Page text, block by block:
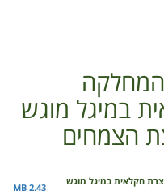
סיכום מחקרי 2018 המחלקה
במיגל מוגש
הצמחים
תוצרת חקלאית במיגל מוגש
2.43 MB